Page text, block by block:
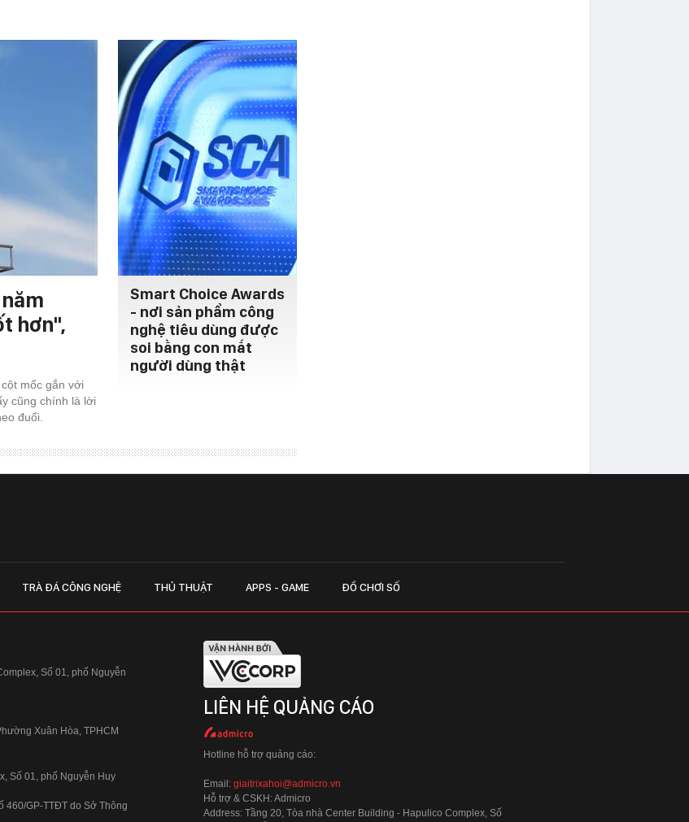
hơn",
mốc gắn với
cũng chính là lời
đuổi.
Smart Choice Awards
- nơi sản phẩm công
nghệ tiêu dùng được
soi bằng con mắt
người dùng thật
TRÀ ĐÁ CÔNG NGHỆ THỦ THUẬT APPS - GAME ĐỒ CHƠI SỐ
Số 01, phố Nguyễn
Xuân Hòa, TPHCM
Số 01, phố Nguyễn Huy
460/GP-TTĐT do Sở Thông
LIÊN HỆ QUẢNG CÁO
Hotline hỗ trợ quảng cáo:
Email: giaitrixahoi@admicro.vn
Hỗ trợ & CSKH: Admicro
Address: Tầng 20, Tòa nhà Center Building - Hapulico Complex, Số